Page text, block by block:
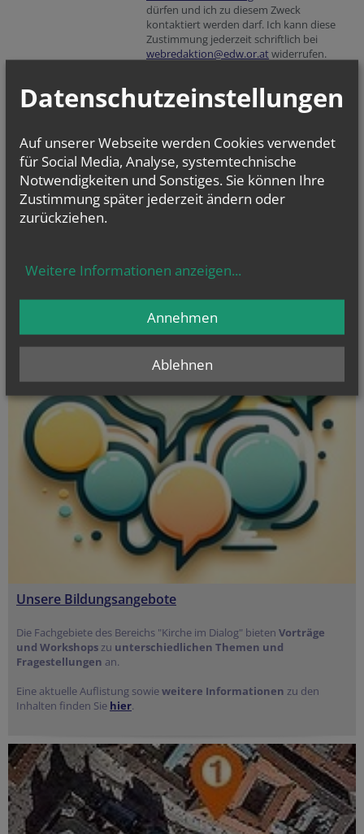
dürfen und ich zu diesem Zweck
kontaktiert werden darf. Ich kann diese
Zustimmung jederzeit schriftlich bei
webredaktion@edw.or.atwiderrufen.
gelesen.
Verification code
Secondary phone
mehr
Unsere Bildungsangebote
Die Fachgebiete des Bereichs "Kirche im Dialog" bieten Vorträge
und Workshopszu unterschiedlichen Themen und
Fragestellungen an.
Eine aktuelle Auflistung sowieweitere Informationen zu den
Inhalten finden Sie hier.
Datenschutzeinstellungen
Auf unserer Webseite werden Cookies verwendet
für Social Media, Analyse, systemtechnische
Notwendigkeiten und Sonstiges. Sie können Ihre
Zustimmung später jederzeit ändern oder
zurückziehen.
Weitere Informationen anzeigen...
Ablehnen
Annehmen